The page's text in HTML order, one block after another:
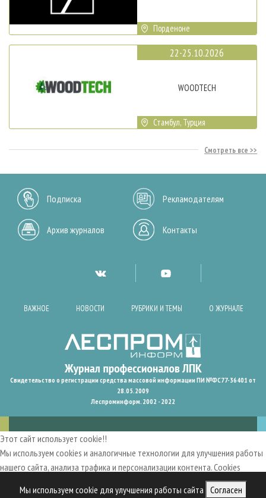
Мы используем cookie для улучшения работы сайта Согласен
Порденоне
22-25.10.2026
WOODTECH
Стамбул, Турция
Смотреть все
Подписка Рекламодателям
Архив журналов Контакты
ВАЖНОЕ НОВОСТИ РУБРИКИ И ТЕМЫ О ЖУРНАЛЕ
Свидетельство о регистрации средства массовой информации ПИ №ФС77-36401 от
28.05.2009
Леспроминформ. 2002 - 2022
Этот сайт использует cookie!!
Мы используем cookies и аналогичные технологии для улучшения работы
нашего сайта, анализа трафика и персонализации контента. Cookies